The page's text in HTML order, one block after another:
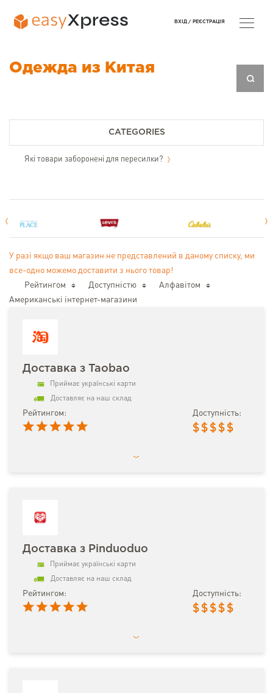
Одежда из Китая
CATEGORIES
Які товари заборонені для пересилки?
У разі якщо ваш магазин не представлений в даному списку, ми
все-одно можемо доставити з нього товар!
Рейтингом
Доступністю
Алфавітом
Американські інтернет-магазини
Доставка з Taobao
Приймає українські карти
Доставляє на наш склад
Рейтингом: Доступність:
$ $ $ $ $
Доставка з Pinduoduo
Приймає українські карти
Доставляє на наш склад
Рейтингом: Доступність:
$ $ $ $ $
ВХІД / РЕЄСТРАЦІЯ